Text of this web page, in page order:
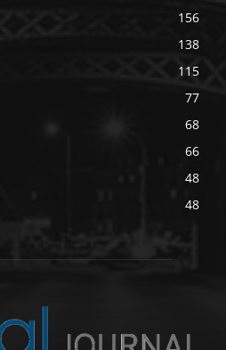
156
138
115
77
68
66
48
48